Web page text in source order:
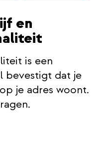
en
is een
bevestigt dat je
je adres woont.